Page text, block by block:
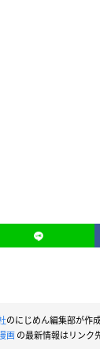
のにじめん編集部が作
画の最新情報はリンク